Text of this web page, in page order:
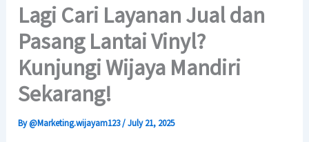
Lagi Cari Layanan Jual dan
Pasang Lantai Vinyl?
Kunjungi Wijaya Mandiri
Sekarang!
By@Marketing.wijayam123/July 21, 2025